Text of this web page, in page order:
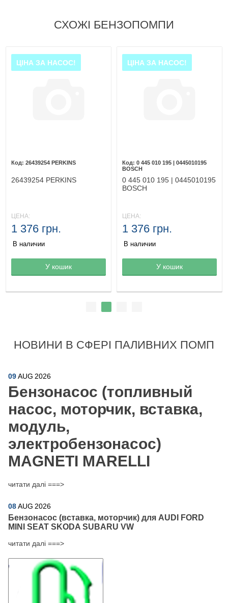
СХОЖІ БЕНЗОПОМПИ
Товар в корзине
ЦІНА ЗА НАСОС!
26439254 PERKINS
26439254 PERKINS
ЦЕНА:
1 376 грн.
В наличии
У кошик Товар в корзине
ЦІНА ЗА НАСОС!
0 445 010 195 | 0445010195
BOSCH
0 445 010 195 | 0445010195
BOSCH
ЦЕНА:
1 376 грн.
В наличии
У кошик
НОВИНИ В СФЕРІ ПАЛИВНИХ ПОМП
09AUG 2026
Бензонасос (топливный
насос, моторчик, вставка,
модуль,
электробензонасос)
MAGNETI MARELLI
читати далі ===>
08AUG 2026
Бензонасос (вставка, моторчик) для AUDI FORD
MINI SEAT SKODA SUBARU VW
читати далі ===>